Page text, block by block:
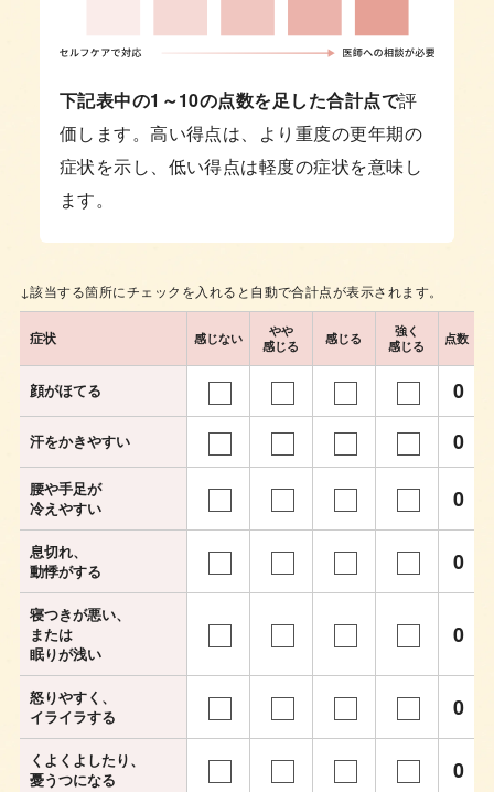
下記表中の1～10の点数を足した合計点で評
価します。高い得点は、より重度の更年期の
症状を示し、低い得点は軽度の症状を意味し
ます。
↓該当する箇所にチェックを入れると自動で合計点が表示されます。
症状 感じない
やや
感じる
感じる
強く
感じる
点数
顔がほてる 0
汗をかきやすい 0
腰や手足が
冷えやすい
0
息切れ、
動悸がする
0
寝つきが悪い、
または
眠りが浅い
0
怒りやすく、
イライラする
0
くよくよしたり、
憂うつになる
0